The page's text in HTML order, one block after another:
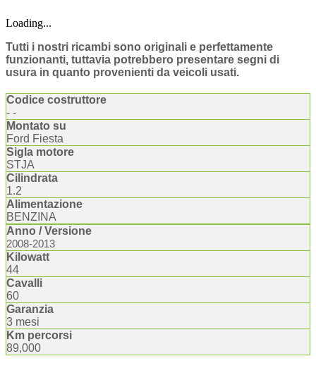
Loading...
Tutti i nostri ricambi sono originali e perfettamente
funzionanti, tuttavia potrebbero presentare segni di
usura in quanto provenienti da veicoli usati.
Codice costruttore
- -
Montato su
Ford Fiesta
Sigla motore
STJA
Cilindrata
1.2
Alimentazione
BENZINA
Anno / Versione
2008-2013
Kilowatt
44
Cavalli
60
Garanzia
3 mesi
Km percorsi
89,000